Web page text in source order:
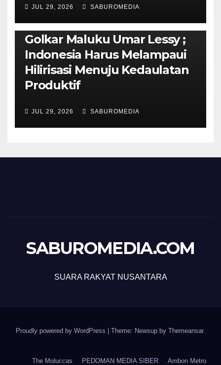
JUL 29, 2026 SABUROMEDIA
PENDIDIKAN & OLAHRAGA THE MOLUCCAS
Isi Materi LK-III HMI, Ketua
Golkar Maluku Umar Lessy ;
Indonesia Harus Melampaui
Hilirisasi Menuju Kedaulatan
Produktif
JUL 29, 2026 SABUROMEDIA
SABUROMEDIA.COM
SUARA RAKYAT NUSANTARA
Proudly powered by WordPress Theme: Newsup by Themeansar.
The Moluccas PEDOMAN MEDIA SIBER Ambon Metro